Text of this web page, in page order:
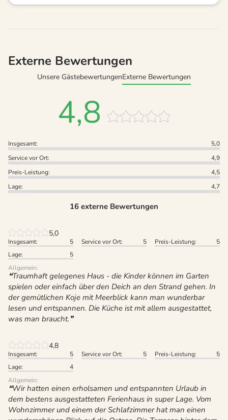
Externe Bewertungen
Unsere GästebewertungenExterne Bewertungen
4,8
Insgesamt:
5,0
Service vor Ort:
4,9
Preis-Leistung:
4,5
Lage:
4,7
16 externe Bewertungen
5,0
Insgesamt: 5 Service vor Ort: 5 Preis-Leistung:
5
Lage:
5
Allgemein:
Traumhaft gelegenes Haus - die Kinder können im Garten
spielen oder einfach über den Deich an den Strand gehen. In
der gemütlichen Koje mit Meerblick kann man wunderbar
lesen und entspannen. Die Küche ist mit allem ausgestattet,
was man braucht.
4,8
Insgesamt: 5 Service vor Ort: 5 Preis-Leistung:
5
Lage:
4
Allgemein:
Wir hatten einen erholsamen und entspannten Urlaub in
dem bestens ausgestatteten Ferienhaus in super Lage. Vom
Wohnzimmer und einem der Schlafzimmer hat man einen